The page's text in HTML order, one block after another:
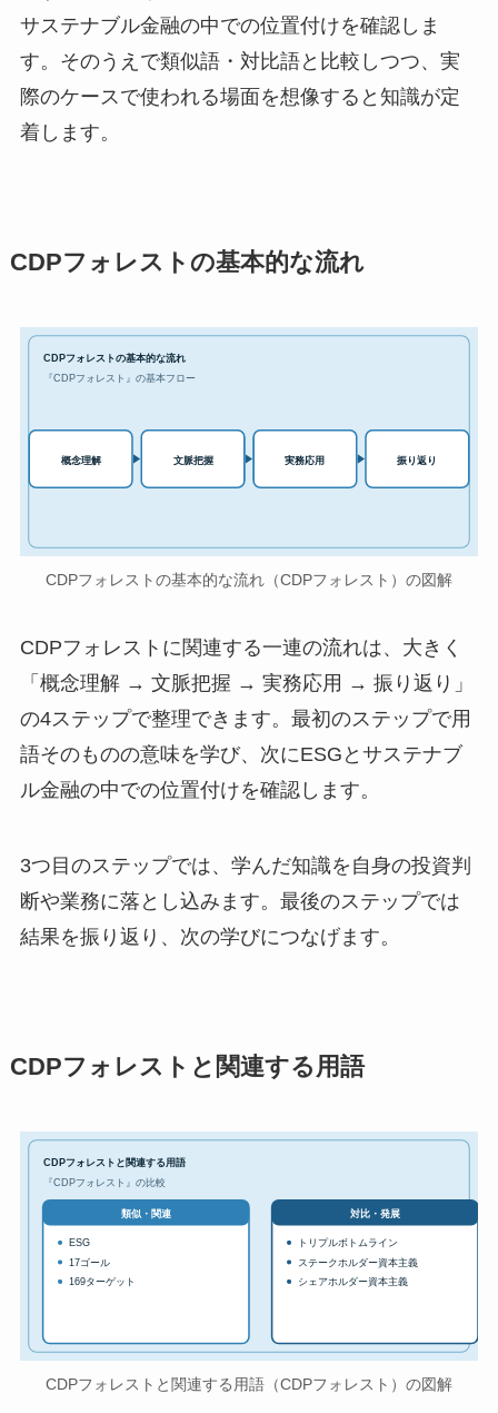
サステナブル金融の中での位置付けを確認しま
す。そのうえで類似語・対比語と比較しつつ、実
際のケースで使われる場面を想像すると知識が定
着します。
CDPフォレストの基本的な流れ
CDPフォレストの基本的な流れ
『CDPフォレスト』の基本フロー
概念理解 文脈把握 実務応用 振り返り
CDPフォレストの基本的な流れ（CDPフォレスト）の図解
CDPフォレストに関連する一連の流れは、大きく
「概念理解 → 文脈把握 → 実務応用 → 振り返り」
の4ステップで整理できます。最初のステップで用
語そのものの意味を学び、次にESGとサステナブ
ル金融の中での位置付けを確認します。
3つ目のステップでは、学んだ知識を自身の投資判
断や業務に落とし込みます。最後のステップでは
結果を振り返り、次の学びにつなげます。
CDPフォレストと関連する用語
CDPフォレストと関連する用語
『CDPフォレスト』の比較
類似・関連
ESG
17ゴール
169ターゲット
対比・発展
トリプルボトムライン
ステークホルダー資本主義
シェアホルダー資本主義
CDPフォレストと関連する用語（CDPフォレスト）の図解